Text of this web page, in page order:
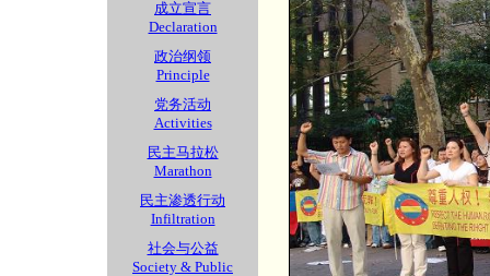
成立宣言
Declaration
政治纲领
Principle
党务活动
Activities
民主马拉松
Marathon
民主渗透行动
Infiltration
社会与公益
Society & Public